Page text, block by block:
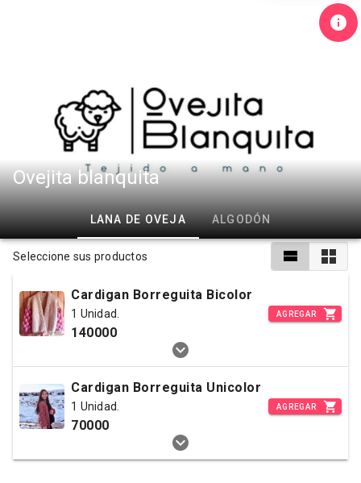
Ovejita blanquita
LANA DE OVEJA ALGODÓN
Seleccione sus productos
Cardigan Borreguita Bicolor
1 Unidad.
140000
AGREGAR
Cardigan Borreguita Unicolor
1 Unidad.
70000
AGREGAR